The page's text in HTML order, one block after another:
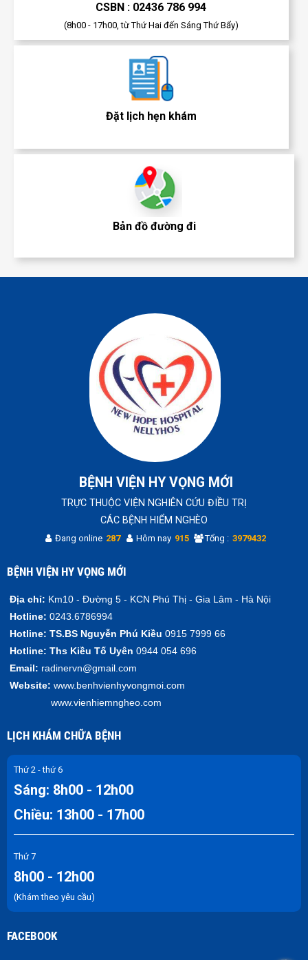
CSBN : 02436 786 994
(8h00 - 17h00, từ Thứ Hai đến Sáng Thứ Bẩy)
Đặt lịch hẹn khám
Bản đồ đường đi
BỆNH VIỆN HY VỌNG MỚI
TRỰC THUỘC VIỆN NGHIÊN CỨU ĐIỀU TRỊ
CÁC BỆNH HIỂM NGHÈO
Đang online 287 Hôm nay 915 Tổng : 3979432
BỆNH VIỆN HY VỌNG MỚI
Địa chỉ: Km10 - Đường 5 - KCN Phú Thị - Gia Lâm - Hà Nội
Hotline: 0243.6786994
Hotline: TS.BS Nguyễn Phú Kiều 0915 7999 66
Hotline: Ths Kiều Tố Uyên 0944 054 696
Email: radinervn@gmail.com
Website: www.benhvienhyvongmoi.com
www.vienhiemngheo.com
LỊCH KHÁM CHỮA BỆNH
Thứ 2 - thứ 6
Sáng: 8h00 - 12h00
Chiều: 13h00 - 17h00
Thứ 7
8h00 - 12h00
(Khám theo yêu cầu)
FACEBOOK